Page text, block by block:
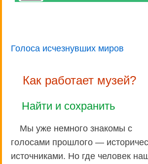
Голоса исчезнувших миров
Как работает музей?
Найти и сохранить
Мы уже немного знакомы с
голосами прошлого —
источниками. Но где человек